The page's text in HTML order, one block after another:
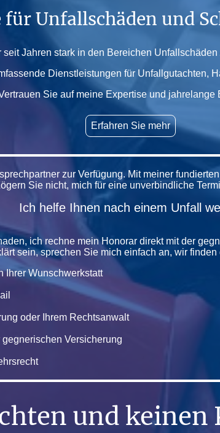
Unfallschäden und
seit Jahren stark in den Bereichen
Dienstleistungen für Unfallgutachten,
Sie auf meine Expertise und jahrelange
Erfahren Sie mehr
zur Verfügung. Mit meiner
Sie nicht, mich für eine unverbindliche
Ich helfe Ihnen nach einem Unfall
ich rechne mein Honorar direkt mit der
sein, sprechen Sie mich einfach an, wir finden
Ihrer Wunschwerkstatt
oder Ihrem Rechtsanwalt
Versicherung
und keinen